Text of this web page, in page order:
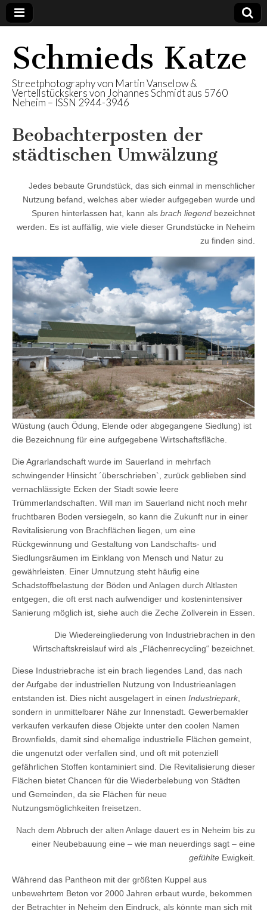
Schmieds Katze
Streetphotography von Martin Vanselow &
Vertellstückskers von Johannes Schmidt aus 5760
Neheim – ISSN 2944-3946
Beobachterposten der
städtischen Umwälzung
Jedes bebaute Grundstück, das sich einmal in menschlicher
Nutzung befand, welches aber wieder aufgegeben wurde und
Spuren hinterlassen hat, kann als brach liegend bezeichnet
werden. Es ist auffällig, wie viele dieser Grundstücke in Neheim
zu finden sind.
Wüstung (auch Ödung, Elende oder abgegangene Siedlung) ist
die Bezeichnung für eine aufgegebene Wirtschaftsfläche.
Die Agrarlandschaft wurde im Sauerland in mehrfach
schwingender Hinsicht ´überschrieben`, zurück geblieben sind
vernachlässigte Ecken der Stadt sowie leere
Trümmerlandschaften. Will man im Sauerland nicht noch mehr
fruchtbaren Boden versiegeln, so kann die Zukunft nur in einer
Revitalisierung von Brachflächen liegen, um eine
Rückgewinnung und Gestaltung von Landschafts- und
Siedlungsräumen im Einklang von Mensch und Natur zu
gewährleisten. Einer Umnutzung steht häufig eine
Schadstoffbelastung der Böden und Anlagen durch Altlasten
entgegen, die oft erst nach aufwendiger und kostenintensiver
Sanierung möglich ist, siehe auch die Zeche Zollverein in Essen.
Die Wiedereingliederung von Industriebrachen in den
Wirtschaftskreislauf wird als „Flächenrecycling“ bezeichnet.
Diese Industriebrache ist ein brach liegendes Land, das nach
der Aufgabe der industriellen Nutzung von Industrieanlagen
entstanden ist. Dies nicht ausgelagert in einen Industriepark,
sondern in unmittelbarer Nähe zur Innenstadt. Gewerbemakler
verkaufen verkaufen diese Objekte unter den coolen Namen
Brownfields, damit sind ehemalige industrielle Flächen gemeint,
die ungenutzt oder verfallen sind, und oft mit potenziell
gefährlichen Stoffen kontaminiert sind. Die Revitalisierung dieser
Flächen bietet Chancen für die Wiederbelebung von Städten
und Gemeinden, da sie Flächen für neue
Nutzungsmöglichkeiten freisetzen.
Nach dem Abbruch der alten Anlage dauert es in Neheim bis zu
einer Neubebauung eine – wie man neuerdings sagt – eine
gefühlte Ewigkeit.
Während das Pantheon mit der größten Kuppel aus
unbewehrtem Beton vor 2000 Jahren erbaut wurde, bekommen
der Betrachter in Neheim den Eindruck, als könnte man sich mit